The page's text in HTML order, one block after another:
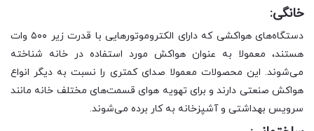
خانگی:
دستگاه‌های هواکشی که دارای الکتروموتورهایی با قدرت زیر ۵۰۰ وات
هستند، معمولا به عنوان هواکش مورد استفاده در خانه شناخته
می‌شوند. این محصولات معمولا صدای کمتری را نسبت به دیگر انواع
هواکش صنعتی دارند و برای تهویه هوای قسمت‌های مختلف خانه مانند
سرویس بهداشتی و آشپزخانه به کار برده می‌شوند.